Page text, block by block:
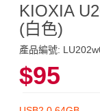
KIOXIA
(白色)
產品編號:
$95